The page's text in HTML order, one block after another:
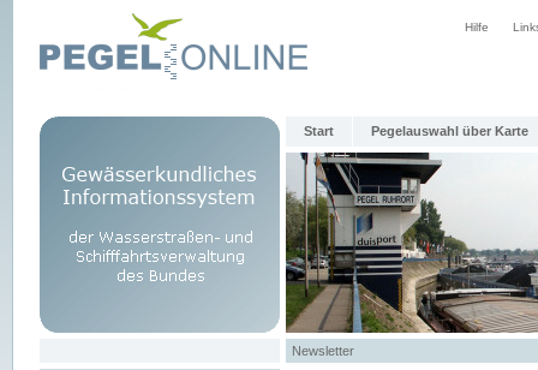
Hilfe
Start Pegelauswahl über Karte
Newsletter